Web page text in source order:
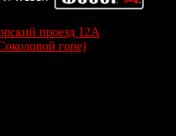
проезд 12А
горе)